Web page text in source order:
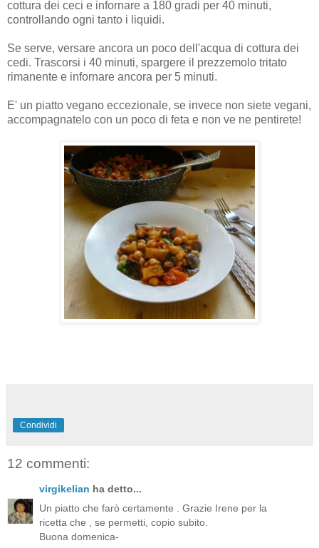
cottura dei ceci e infornare a 180 gradi per 40 minuti,
controllando ogni tanto i liquidi.
Se serve, versare ancora un poco dell'acqua di cottura dei
cedi. Trascorsi i 40 minuti, spargere il prezzemolo tritato
rimanente e infornare ancora per 5 minuti.
E' un piatto vegano eccezionale, se invece non siete vegani,
accompagnatelo con un poco di feta e non ve ne pentirete!
Condividi
12 commenti:
virgikelian ha detto...
Un piatto che farò certamente . Grazie Irene per la
ricetta che , se permetti, copio subito.
Buona domenica-